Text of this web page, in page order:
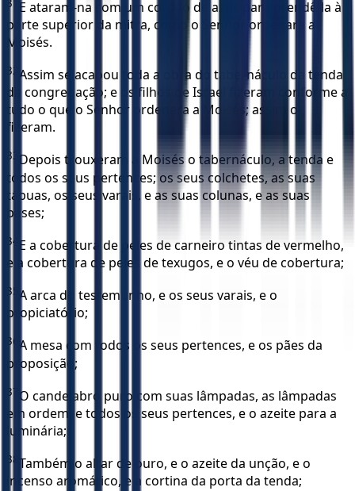
31
E ataram-na com um cordão de azul, para prendê-la à
parte superior da mitra, como o Senhor ordenara a
Moisés.
32 Assim se acabou toda a obra do tabernáculo da tenda
da congregação; e os filhos de Israel fizeram conforme a
tudo o que o Senhor ordenara a Moisés; assim o
fizeram.
33 Depois trouxeram a Moisés o tabernáculo, a tenda e
todos os seus pertences; os seus colchetes, as suas
tábuas, os seus varais, e as suas colunas, e as suas
bases;
34 E a cobertura de peles de carneiro tintas de vermelho,
e a cobertura de peles de texugos, e o véu de cobertura;
35 A arca do testemunho, e os seus varais, e o
propiciatório;
36 A mesa com todos os seus pertences, e os pães da
proposição;
37 O candelabro puro com suas lâmpadas, as lâmpadas
em ordem, e todos os seus pertences, e o azeite para a
luminária;
38 Também o altar de ouro, e o azeite da unção, e o
incenso aromático, e a cortina da porta da tenda;